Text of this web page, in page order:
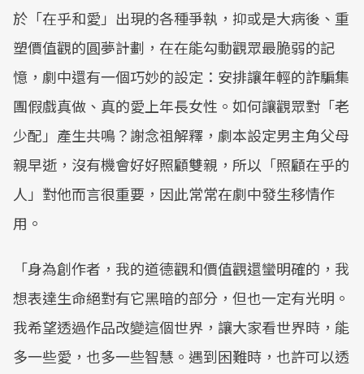
於「在乎和愛」出現的各種爭執，抑或是大病後、重
塑價值觀的圓夢計劃，在在能勾動觀眾最脆弱的記
憶，劇中還有一個巧妙的設定：安排讓年輕的詐騙集
團假戲真做、真的愛上年長女性。如何讓觀眾對「老
少配」產生共鳴？謝念祖解釋，劇本設定男主角父母
親早逝，沒有機會好好照顧雙親，所以「照顧在乎的
人」對他而言很重要，因此常常在劇中發生移情作
用。
「身為創作者，我的道德觀和價值觀還蠻明確的，我
想表達生命絕對有它黑暗的部分，但也一定有光明。
我希望透過作品改變這個世界，讓大家看世界時，能
多一些愛，也多一些智慧。遇到困難時，也許可以透